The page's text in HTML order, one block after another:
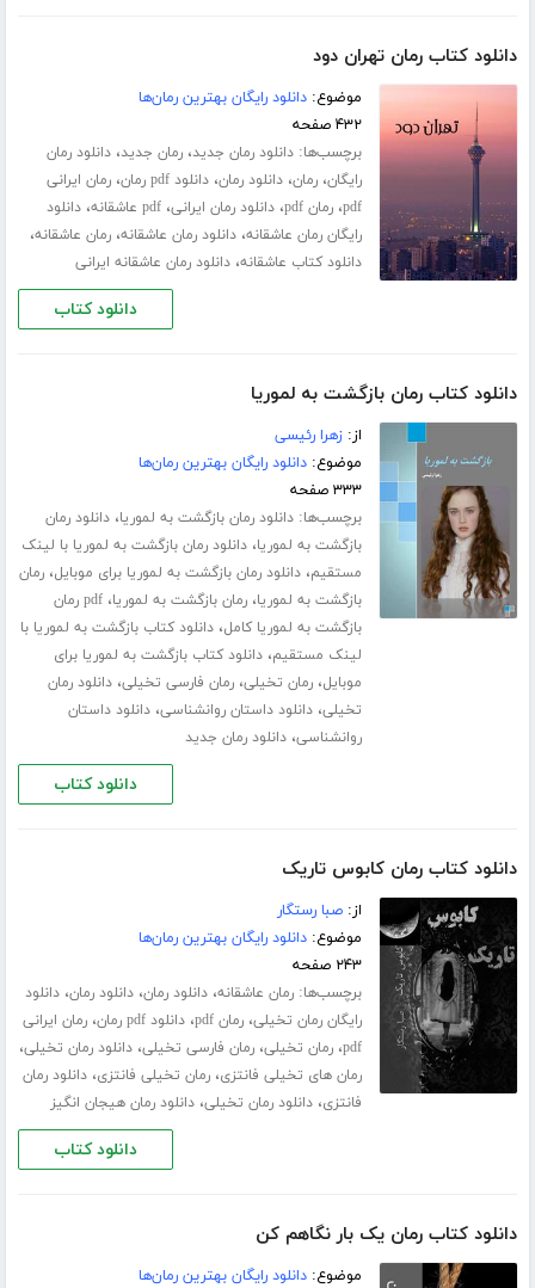
دانلود کتاب رمان تهران دود
موضوع:دانلود رایگان بهترین رمان‌ها
۴۳۲ صفحه
برچسب‌ها:دانلود رمان جدید،رمان جدید،دانلود رمان
رایگان،رمان،دانلود رمان،دانلود pdf رمان ،رمان ایرانی
pdf،رمان pdf ،دانلود رمان ایرانی،pdf عاشقانه ،دانلود
رایگان رمان عاشقانه،دانلود رمان عاشقانه،رمان عاشقانه،
دانلود کتاب عاشقانه،دانلود رمان عاشقانه ایرانی
دانلود کتاب
دانلود کتاب رمان بازگشت به لموریا
از:زهرا رئیسی
موضوع:دانلود رایگان بهترین رمان‌ها
۳۳۳ صفحه
برچسب‌ها:دانلود رمان بازگشت به لموریا،دانلود رمان
بازگشت به لموریا،دانلود رمان بازگشت به لموریا با لینک
مستقیم،دانلود رمان بازگشت به لموریا برای موبایل،رمان
بازگشت به لموریا،رمان بازگشت به لموریا،
pdf رمان
بازگشت به لموریا کامل،دانلود کتاب بازگشت به لموریا با
لینک مستقیم،دانلود کتاب بازگشت به لموریا برای
موبایل،رمان تخیلی،رمان فارسی تخیلی،دانلود رمان
تخیلی،دانلود داستان روانشناسی،دانلود داستان
روانشناسی،دانلود رمان جدید
دانلود کتاب
دانلود کتاب رمان کابوس تاریک
از:صبا رستگار
موضوع:دانلود رایگان بهترین رمان‌ها
۲۴۳ صفحه
برچسب‌ها:رمان عاشقانه،دانلود رمان،دانلود رمان،دانلود
رایگان رمان تخیلی،رمان pdf ،دانلود pdf رمان ،رمان ایرانی
pdf،رمان تخیلی،رمان فارسی تخیلی،دانلود رمان تخیلی،
رمان های تخیلی فانتزی،رمان تخیلی فانتزی،دانلود رمان
فانتزی،دانلود رمان تخیلی،دانلود رمان هیجان انگیز
دانلود کتاب
دانلود کتاب رمان یک بار نگاهم کن
موضوع:دانلود رایگان بهترین رمان‌ها